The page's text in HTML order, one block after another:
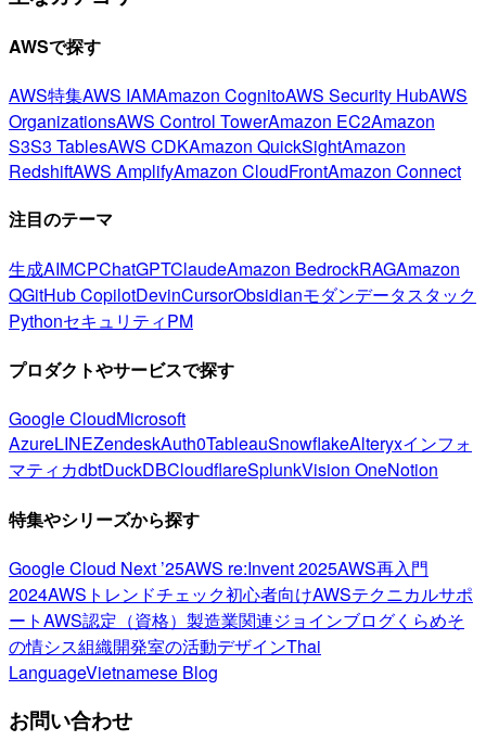
AWSで探す
AWS特集AWS IAMAmazon CognitoAWS Security HubAWS
OrganizationsAWS Control TowerAmazon EC2Amazon
S3S3 TablesAWS CDKAmazon QuickSightAmazon
RedshiftAWS AmplifyAmazon CloudFrontAmazon Connect
注目のテーマ
生成AIMCPChatGPTClaudeAmazon BedrockRAGAmazon
QGitHub CopilotDevinCursorObsidianモダンデータスタック
PythonセキュリティPM
プロダクトやサービスで探す
Google CloudMicrosoft
AzureLINEZendeskAuth0TableauSnowflakeAlteryxインフォ
マティカdbtDuckDBCloudflareSplunkVision OneNotion
特集やシリーズから探す
Google Cloud Next ’25AWS re:Invent 2025AWS再入門
2024AWSトレンドチェック初心者向けAWSテクニカルサポ
ートAWS認定（資格） 製造業関連ジョインブログくらめそ
の情シス組織開発室の活動デザインThai
LanguageVietnamese Blog
お問い合わせ